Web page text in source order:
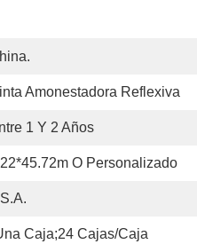
Amonestadora Reflexiva
1 Y 2 Años
O Personalizado
Caja;24 Cajas/caja